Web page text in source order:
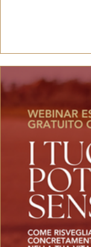
cammino di
par